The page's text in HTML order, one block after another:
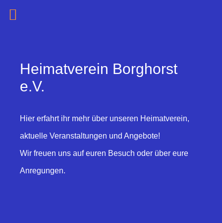
Heimatverein Borghorst
e.V.
Hier erfahrt ihr mehr über unseren Heimatverein,
aktuelle Veranstaltungen und Angebote!
Wir freuen uns auf euren Besuch oder über eure
Anregungen.